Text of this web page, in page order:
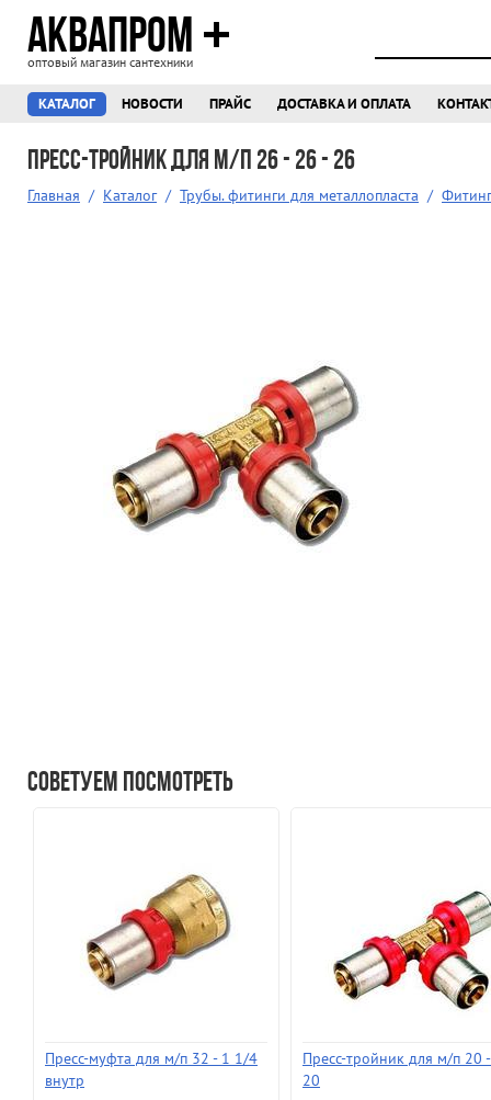
АКВАПРОМ
оптовый магазин сантехники
КАТАЛОГ НОВОСТИ ПРАЙС ДОСТАВКА И ОПЛАТА
Пресс-тройник для м/п 26 - 26 - 26
Главная / Каталог / Трубы. фитинги для металлопласта /
Советуем посмотреть
Пресс-муфта для м/п 32 - 1 1/4
внутр
Пресс-тройник для м/п 20
20